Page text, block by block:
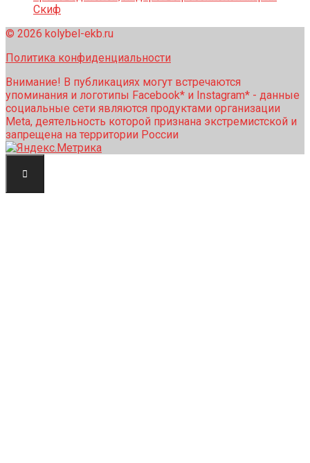
Скиф
© 2026 kolybel-ekb.ru
Политика конфиденциальности
Внимание! В публикациях могут встречаются
упоминания и логотипы Facebook* и Instagram* - данные
социальные сети являются продуктами организации
Meta, деятельность которой признана экстремистской и
запрещена на территории России